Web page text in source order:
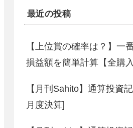
最近の投稿
【上位賞の確率は？】一
損益額を簡単計算【全購
【月刊Sahito】通算投資
月度決算]